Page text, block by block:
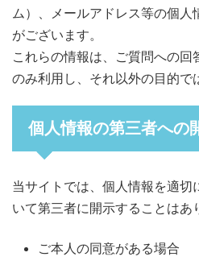
ム）、メールアドレス等の個人
がございます。
これらの情報は、ご質問への
のみ利用し、それ以外の目的で
個人情報の第三者への
当サイトでは、個人情報を適切
いて第三者に開示することはあ
ご本人の同意がある場合